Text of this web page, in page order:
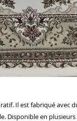
Il est fabriqué avec
Disponible en